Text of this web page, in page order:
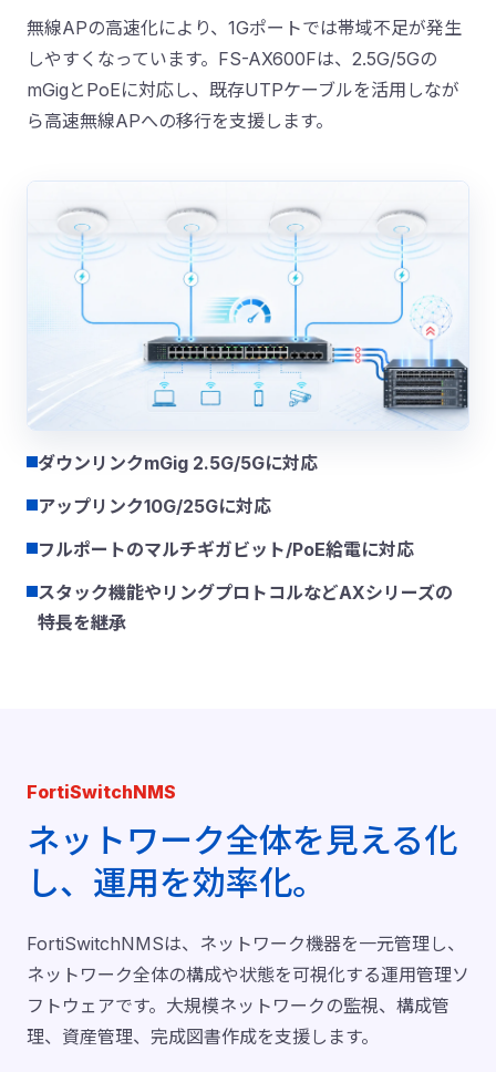
無線APの高速化により、1Gポートでは帯域不足が発生
しやすくなっています。FS-AX600Fは、2.5G/5Gの
mGigとPoEに対応し、既存UTPケーブルを活用しなが
ら高速無線APへの移行を支援します。
ダウンリンクmGig 2.5G/5Gに対応
アップリンク10G/25Gに対応
フルポートのマルチギガビット/PoE給電に対応
スタック機能やリングプロトコルなどAXシリーズの
特長を継承
FortiSwitchNMS
ネットワーク全体を見える化
し、運用を効率化。
FortiSwitchNMSは、ネットワーク機器を一元管理し、
ネットワーク全体の構成や状態を可視化する運用管理ソ
フトウェアです。大規模ネットワークの監視、構成管
理、資産管理、完成図書作成を支援します。